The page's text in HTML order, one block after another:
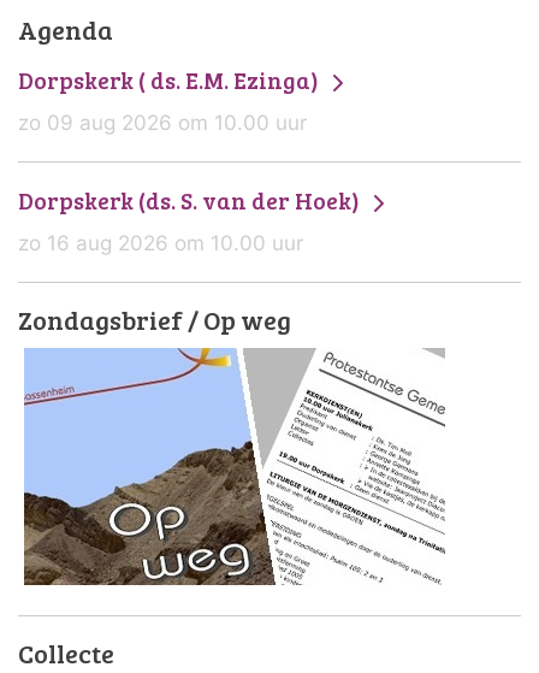
Agenda
Dorpskerk ( ds. E.M. Ezinga)
zo 09 aug 2026 om 10.00 uur
Dorpskerk (ds. S. van der Hoek)
zo 16 aug 2026 om 10.00 uur
Zondagsbrief / Op weg
Collecte